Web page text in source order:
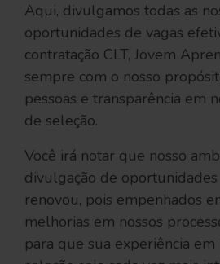
Aqui, divulgamos todas as
oportunidades de vagas
contratação CLT, Jovem
sempre com o nosso
pessoas e transparência em
de seleção.
Você irá notar que nosso
divulgação de
renovou, pois empenhados
melhorias em nossos
para que sua experiência em